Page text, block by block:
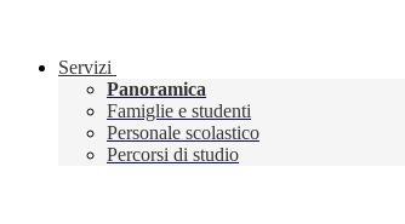
Servizi
Panoramica
Famiglie e studenti
Personale scolastico
Percorsi di studio